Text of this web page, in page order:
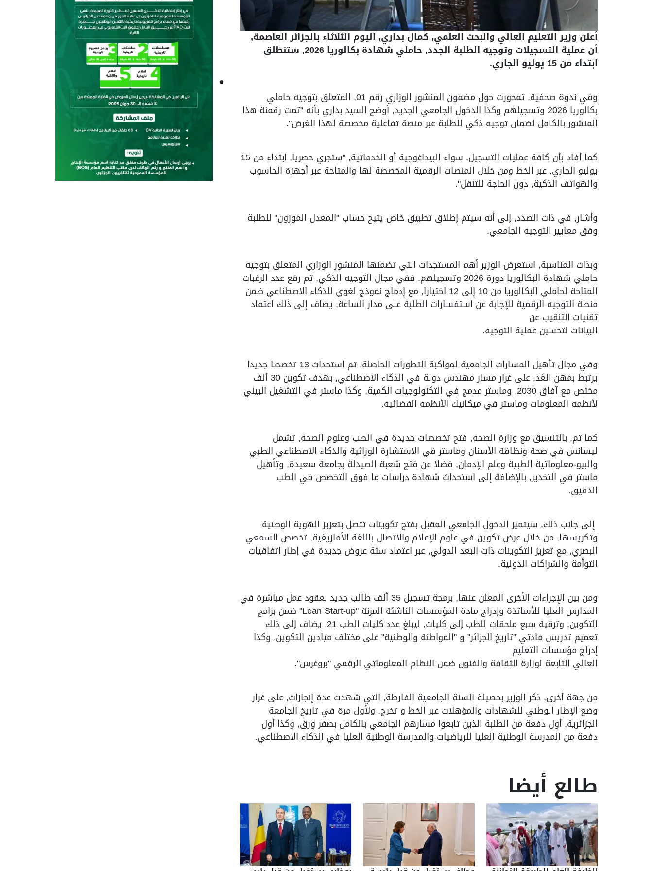
أعلن وزير التعليم العالي والبحث العلمي, كمال بداري, اليوم الثلاثاء بالجزائر العاصمة,
أن عملية التسجيلات وتوجيه الطلبة الجدد, حاملي شهادة بكالوريا 2026, ستنطلق
ابتداء من 15 يوليو الجاري.
وفي ندوة صحفية, تمحورت حول مضمون المنشور الوزاري رقم 01, المتعلق بتوجيه حاملي
بكالوريا 2026 وتسجيلهم وكذا الدخول الجامعي الجديد, أوضح السيد بداري بأنه "تمت رقمنة هذا
المنشور بالكامل لضمان توجيه ذكي للطلبة عبر منصة تفاعلية مخصصة لهذا الغرض".
كما أفاد بأن كافة عمليات التسجيل, سواء البيداغوجية أو الخدماتية, "ستجري حصريا, ابتداء من 15
يوليو الجاري, عبر الخط ومن خلال المنصات الرقمية المخصصة لها والمتاحة عبر أجهزة الحاسوب
والهواتف الذكية, دون الحاجة للتنقل".
وأشار, في ذات الصدد, إلى أنه سيتم إطلاق تطبيق خاص يتيح حساب "المعدل الموزون" للطلبة
وفق معايير التوجيه الجامعي.
وبذات المناسبة, استعرض الوزير أهم المستجدات التي تضمنها المنشور الوزاري المتعلق بتوجيه
حاملي شهادة البكالوريا دورة 2026 وتسجيلهم. ففي مجال التوجيه الذكي, تم رفع عدد الرغبات
المتاحة لحاملي البكالوريا من 10 إلى 12 اختيارا, مع إدماج نموذج لغوي للذكاء الاصطناعي ضمن
منصة التوجيه الرقمية للإجابة عن استفسارات الطلبة على مدار الساعة, يضاف إلى ذلك اعتماد
تقنيات التنقيب عن
البيانات لتحسين عملية التوجيه.
وفي مجال تأهيل المسارات الجامعية لمواكبة التطورات الحاصلة, تم استحداث 13 تخصصا جديدا
يرتبط بمهن الغد, على غرار مسار مهندس دولة في الذكاء الاصطناعي, بهدف تكوين 30 ألف
مختص مع آفاق 2030, وماستر مدمج في التكنولوجيات الكمية, وكذا ماستر في التشغيل البيني
لأنظمة المعلومات وماستر في ميكانيك الأنظمة الفضائية.
كما تم, بالتنسيق مع وزارة الصحة, فتح تخصصات جديدة في الطب وعلوم الصحة, تشمل
ليسانس في صحة ونظافة الأسنان وماستر في الاستشارة الوراثية والذكاء الاصطناعي الطبي
والبيو-معلوماتية الطبية وعلم الإدمان, فضلا عن فتح شعبة الصيدلة بجامعة سعيدة, وتأهيل
ماستر في التخدير, بالإضافة إلى استحداث شهادة دراسات ما فوق التخصص في الطب
الدقيق.
إلى جانب ذلك, سيتميز الدخول الجامعي المقبل بفتح تكوينات تتصل بتعزيز الهوية الوطنية
وتكريسها, من خلال عرض تكوين في علوم الإعلام والاتصال باللغة الأمازيغية, تخصص السمعي
البصري, مع تعزيز التكوينات ذات البعد الدولي, عبر اعتماد ستة عروض جديدة في إطار اتفاقيات
التوأمة والشراكات الدولية.
ومن بين الإجراءات الأخرى المعلن عنها, برمجة تسجيل 35 ألف طالب جديد بعقود عمل مباشرة في
المدارس العليا للأساتذة وإدراج مادة المؤسسات الناشئة المرنة "Lean Start-up" ضمن برامج
التكوين, وترقية سبع ملحقات للطب إلى كليات, ليبلغ عدد كليات الطب 21, يضاف إلى ذلك
تعميم تدريس مادتي "تاريخ الجزائر" و "المواطنة والوطنية" على مختلف ميادين التكوين, وكذا
إدراج مؤسسات التعليم
العالي التابعة لوزارة الثقافة والفنون ضمن النظام المعلوماتي الرقمي "بروغرس".
من جهة أخرى, ذكر الوزير بحصيلة السنة الجامعية الفارطة, التي شهدت عدة إنجازات, على غرار
وضع الإطار الوطني للشهادات والمؤهلات عبر الخط و تخرج, ولأول مرة في تاريخ الجامعة
الجزائرية, أول دفعة من الطلبة الذين تابعوا مسارهم الجامعي بالكامل بصفر ورق, وكذا أول
دفعة من المدرسة الوطنية العليا للرياضيات والمدرسة الوطنية العليا في الذكاء الاصطناعي.
طالع أيضا